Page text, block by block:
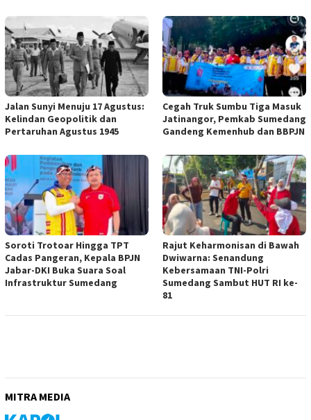
Jalan Sunyi Menuju 17 Agustus:
Kelindan Geopolitik dan
Pertaruhan Agustus 1945
Cegah Truk Sumbu Tiga Masuk
Jatinangor, Pemkab Sumedang
Gandeng Kemenhub dan BBPJN
Soroti Trotoar Hingga TPT
Cadas Pangeran, Kepala BPJN
Jabar-DKI Buka Suara Soal
Infrastruktur Sumedang
Rajut Keharmonisan di Bawah
Dwiwarna: Senandung
Kebersamaan TNI-Polri
Sumedang Sambut HUT RI ke-
81
MITRA MEDIA